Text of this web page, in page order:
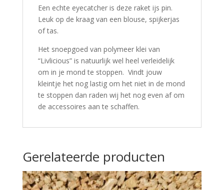
Een echte eyecatcher is deze raket ijs pin.
Leuk op de kraag van een blouse, spijkerjas
of tas.
Het snoepgoed van polymeer klei van
“Livlicious” is natuurlijk wel heel verleidelijk
om in je mond te stoppen. Vindt jouw
kleintje het nog lastig om het niet in de mond
te stoppen dan raden wij het nog even af om
de accessoires aan te schaffen.
Gerelateerde producten